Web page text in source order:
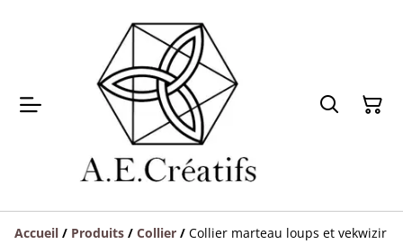
Accueil / Produits / Collier / Collier marteau loups et vekwizir